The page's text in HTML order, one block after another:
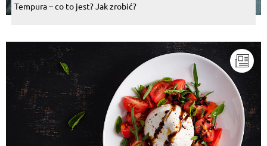
Tempura – co to jest? Jak zrobić?